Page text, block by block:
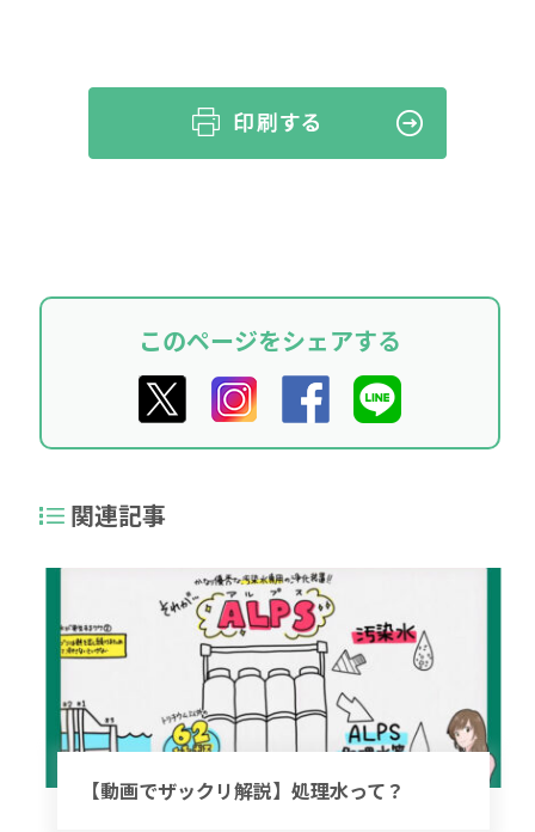
このページをシェアする
関連記事
【動画でザックリ解説】処理水って？